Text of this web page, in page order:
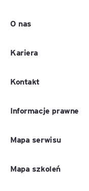
O nas
Kariera
Kontakt
Informacje prawne
Mapa serwisu
Mapa szkoleń